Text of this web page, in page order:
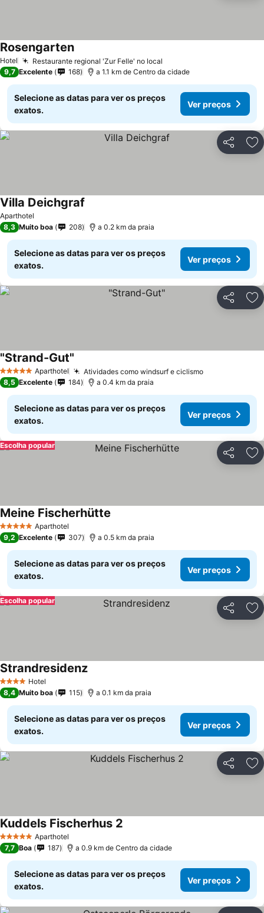
Hotel Restaurante regional 'Zur Felle' no local
Rosengarten
9,7 Excelente 168 a 1.1 km de Centro da cidade
Selecione as datas para ver os preços
exatos.
Ver preços
Partilhar
Aparthotel
Villa Deichgraf
8,3 Muito boa 208 a 0.2 km da praia
Selecione as datas para ver os preços
exatos.
Ver preços
Partilhar
5 Estrelas Aparthotel Atividades como windsurf e ciclismo
"Strand-Gut"
8,5 Excelente 184 a 0.4 km da praia
Selecione as datas para ver os preços
exatos.
Ver preços
Partilhar
Escolha popular
5 Estrelas Aparthotel
Meine Fischerhütte
9,2 Excelente 307 a 0.5 km da praia
Selecione as datas para ver os preços
exatos.
Ver preços
Partilhar
Escolha popular
4 EstrelasHotel
Strandresidenz
8,4 Muito boa 115 a 0.1 km da praia
Selecione as datas para ver os preços
exatos.
Ver preços
Partilhar
5 Estrelas Aparthotel
Kuddels Fischerhus 2
7,7 Boa 187 a 0.9 km de Centro da cidade
Selecione as datas para ver os preços
exatos.
Ver preços